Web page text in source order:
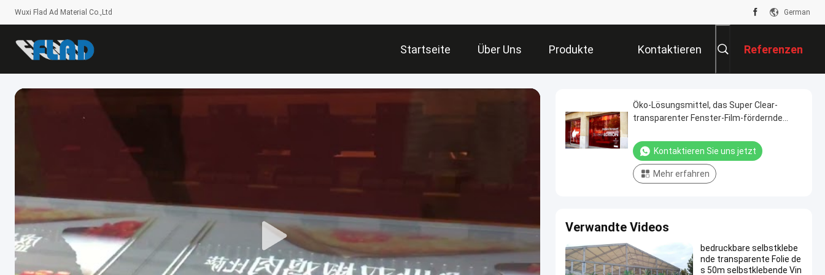
Wuxi Flad Ad Material Co.,Ltd German
Startseite Über Uns Produkte Kontaktieren
Sie Uns
Referenzen
Öko-Lösungsmittel, das Super Clear-
transparenter Fenster-Film-fördernde
druckt
Kontaktieren Sie uns jetzt
Mehr erfahren
Verwandte Videos
bedruckbare selbstklebe
nde transparente Folie de
s 50m selbstklebende Vin